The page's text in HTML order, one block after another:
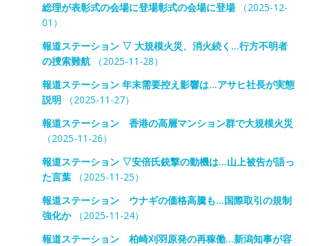
総理が表彰式の会場に登場彰式の会場に登場（2025-12-
01）
報道ステーション ▽ 大規模火災、消火続く…行方不明者
の捜索難航（2025-11-28）
報道ステーション 年末需要控え影響は…アサヒ社長が実態
説明（2025-11-27）
報道ステーション 香港の高層マンション群で大規模火災
（2025-11-26）
報道ステーション ▽安倍氏銃撃の動機は…山上被告が語っ
た言葉（2025-11-25）
報道ステーション ウナギの価格高騰も…国際取引の規制
強化か（2025-11-24）
報道ステーション 柏崎刈羽原発の再稼働…新潟知事が容